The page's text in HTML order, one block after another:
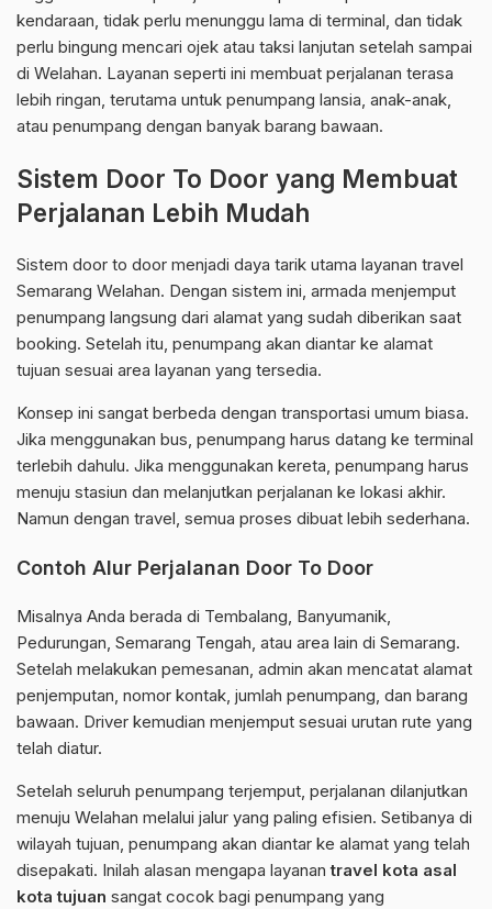
kendaraan, tidak perlu menunggu lama di terminal, dan tidak
perlu bingung mencari ojek atau taksi lanjutan setelah sampai
di Welahan. Layanan seperti ini membuat perjalanan terasa
lebih ringan, terutama untuk penumpang lansia, anak-anak,
atau penumpang dengan banyak barang bawaan.
Sistem Door To Door yang Membuat
Perjalanan Lebih Mudah
Sistem door to door menjadi daya tarik utama layanan travel
Semarang Welahan. Dengan sistem ini, armada menjemput
penumpang langsung dari alamat yang sudah diberikan saat
booking. Setelah itu, penumpang akan diantar ke alamat
tujuan sesuai area layanan yang tersedia.
Konsep ini sangat berbeda dengan transportasi umum biasa.
Jika menggunakan bus, penumpang harus datang ke terminal
terlebih dahulu. Jika menggunakan kereta, penumpang harus
menuju stasiun dan melanjutkan perjalanan ke lokasi akhir.
Namun dengan travel, semua proses dibuat lebih sederhana.
Contoh Alur Perjalanan Door To Door
Misalnya Anda berada di Tembalang, Banyumanik,
Pedurungan, Semarang Tengah, atau area lain di Semarang.
Setelah melakukan pemesanan, admin akan mencatat alamat
penjemputan, nomor kontak, jumlah penumpang, dan barang
bawaan. Driver kemudian menjemput sesuai urutan rute yang
telah diatur.
Setelah seluruh penumpang terjemput, perjalanan dilanjutkan
menuju Welahan melalui jalur yang paling efisien. Setibanya di
wilayah tujuan, penumpang akan diantar ke alamat yang telah
disepakati. Inilah alasan mengapa layanantravel kota asal
kota tujuan sangat cocok bagi penumpang yang